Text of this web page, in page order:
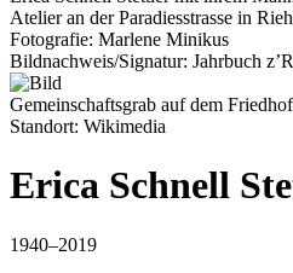
Sonstiges
Über Riehen
Atelier an der Paradiesstrasse in
Fotografie: Marlene Minikus
Bildnachweis/Signatur: Jahrbuch
Gemeinschaftsgrab auf dem
Standort: Wikimedia
Erica Schnell
1940–2019